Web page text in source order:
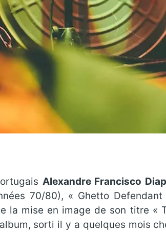
Alexandre Francisco
70/80), « Ghetto
la mise en image de son titre «
sorti il y a quelques mois